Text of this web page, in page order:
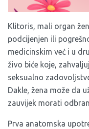
Klitoris, mali organ
podcijenjen ili
medicinskim već i u
živo biće koje,
seksualno
Dakle, žena može da
zauvijek morati
Prva anatomska